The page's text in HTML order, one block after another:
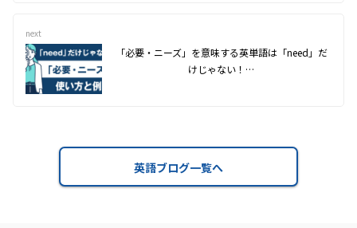
next
「必要・ニーズ」を意味する英単語は「need」だ
けじゃない！…
英語ブログ一覧へ